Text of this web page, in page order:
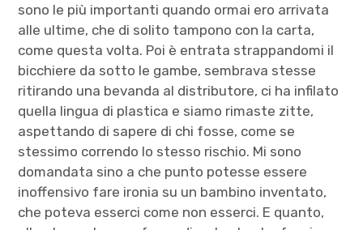
sono le più importanti quando ormai ero arrivata
alle ultime, che di solito tampono con la carta,
come questa volta. Poi è entrata strappandomi il
bicchiere da sotto le gambe, sembrava stesse
ritirando una bevanda al distributore, ci ha infilato
quella lingua di plastica e siamo rimaste zitte,
aspettando di sapere di chi fosse, come se
stessimo correndo lo stesso rischio. Mi sono
domandata sino a che punto potesse essere
inoffensivo fare ironia su un bambino inventato,
che poteva esserci come non esserci. E quanto,